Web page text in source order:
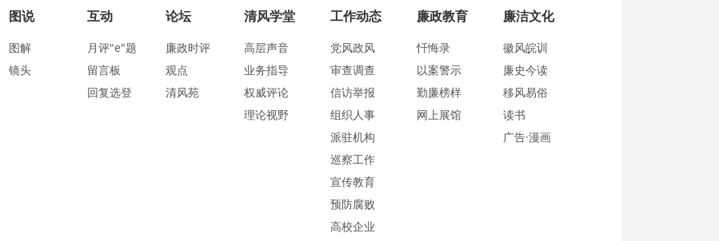
图说
图解
镜头
互动
月评"e"题
留言板
回复选登
论坛
廉政时评
观点
清风苑
清风学堂
高层声音
业务指导
权威评论
理论视野
工作动态
党风政风
审查调查
信访举报
组织人事
派驻机构
巡察工作
宣传教育
预防腐败
高校企业
廉政教育
忏悔录
以案警示
勤廉榜样
网上展馆
廉洁文化
徽风皖训
廉史今读
移风易俗
读书
广告·漫画